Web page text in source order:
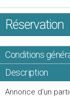
Réservation
Conditions
Description
Annonce d'un